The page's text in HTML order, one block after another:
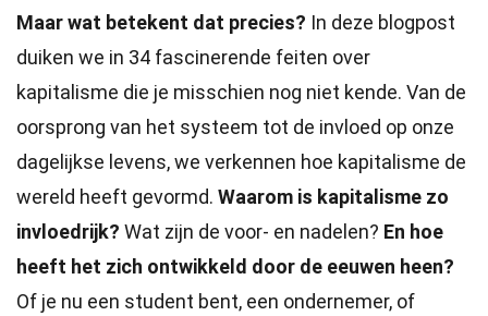
Maar wat betekent dat precies? In deze blogpost
duiken we in 34 fascinerende feiten over
kapitalisme die je misschien nog niet kende. Van de
oorsprong van het systeem tot de invloed op onze
dagelijkse levens, we verkennen hoe kapitalisme de
wereld heeft gevormd. Waarom is kapitalisme zo
invloedrijk? Wat zijn de voor- en nadelen? En hoe
heeft het zich ontwikkeld door de eeuwen heen?
Of je nu een student bent, een ondernemer, of